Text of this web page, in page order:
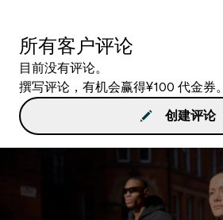
所有客户评论
目前没有评论。
撰写评论，有机会赢得¥100 代金券。
创建评论